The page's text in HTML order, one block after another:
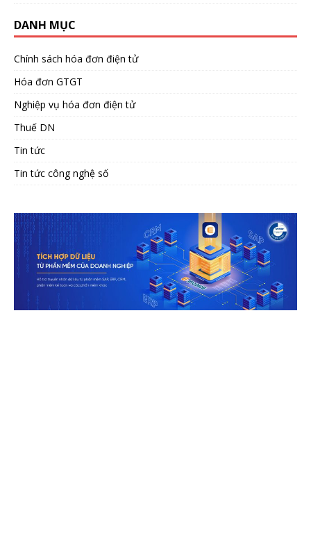
DANH MỤC
Chính sách hóa đơn điện tử
Hóa đơn GTGT
Nghiệp vụ hóa đơn điện tử
Thuế DN
Tin tức
Tin tức công nghệ số